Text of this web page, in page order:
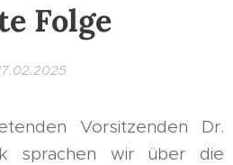
Folge
Vorsitzenden Dr.
sprachen wir über die